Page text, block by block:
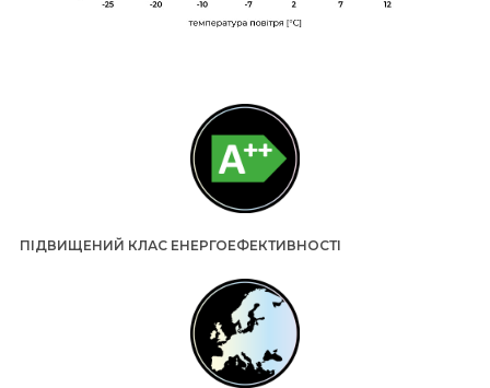
ПІДВИЩЕНИЙ КЛАС ЕНЕРГОЕФЕКТИВНОСТІ